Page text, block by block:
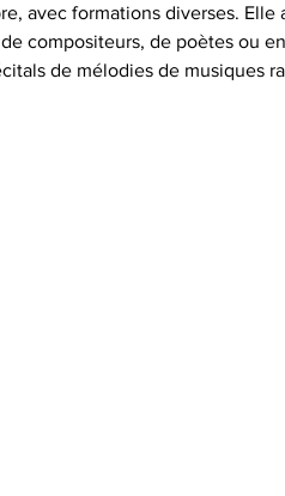
avec formations diverses.
compositeurs, de poètes ou
de mélodies de musiques